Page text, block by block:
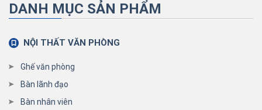
DANH MỤC SẢN PHẨM
NỘI THẤT VĂN PHÒNG
Ghế văn phòng
Bàn lãnh đạo
Bàn nhân viên